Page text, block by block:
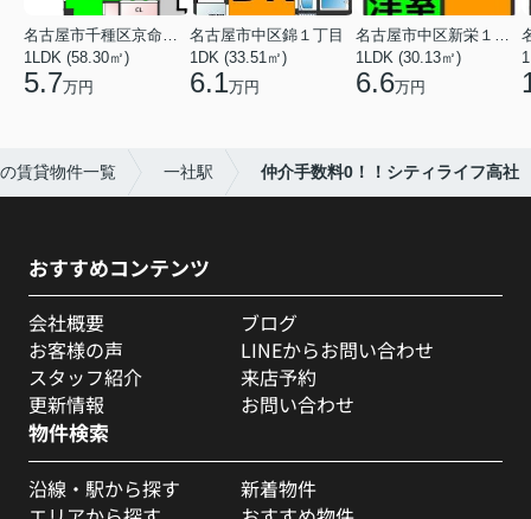
1LDK (58.30㎡)
5.7万円
名古屋市中区錦１丁目
1DK (33.51㎡)
6.1万円
1LDK (30.13㎡)
6.6万円
賃貸物件一覧 一社駅 仲介手数料0！！シティライフ高社
おすすめコンテンツ
会社概要
お客様の声
スタッフ紹介
更新情報
ブログ
LINEからお問い合わせ
来店予約
お問い合わせ
物件検索
沿線・駅から探す
新着物件